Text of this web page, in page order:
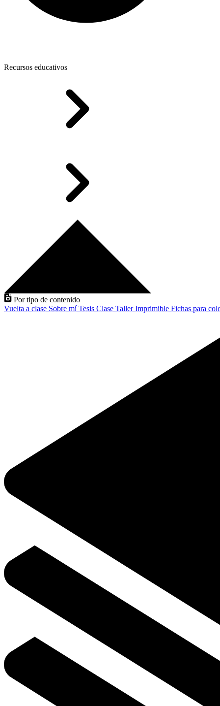
Recursos educativos
Por tipo de contenido
Vuelta a clase Sobre míTesis Clase TallerImprimible Fichas para